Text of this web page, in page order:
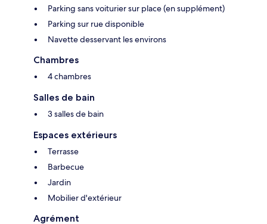
Parking sans voiturier sur place (en supplément)
Parking sur rue disponible
Navette desservant les environs
Chambres
4 chambres
Salles de bain
3 salles de bain
Espaces extérieurs
Terrasse
Barbecue
Jardin
Mobilier d'extérieur
Agrément